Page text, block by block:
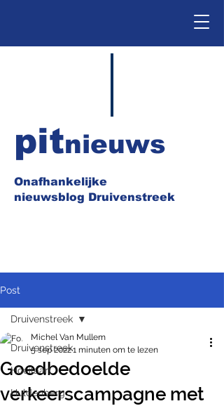
Onafhankelijke
nieuwsblog Druivenstreek
pitnieuws
Post
Druivenstreek
Hoeilaart
Huldenberg
Druivenstreek
Goedbedoelde
verkeerscampagne met
Michel Van Mullem
5 sep 20221 minuten om te lezen